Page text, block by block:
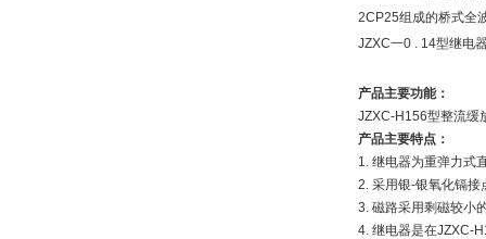
2CP25组成的桥式全
JZXC一0 . 14型继电
产品主要功能：
JZXC-H156型整流缓
产品主要特点：
1. 继电器为重弹力式
2. 采用银-银氧化镉接
3. 磁路采用剩磁较小
4. 继电器是在JZXC-